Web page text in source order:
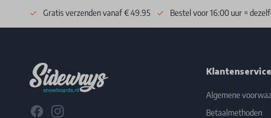
Gratis verzenden vanaf € 49.95 Bestel voor 16:00 uur =
FacebookInstagram
Klantenservice
Algemene
Betaalmethoden